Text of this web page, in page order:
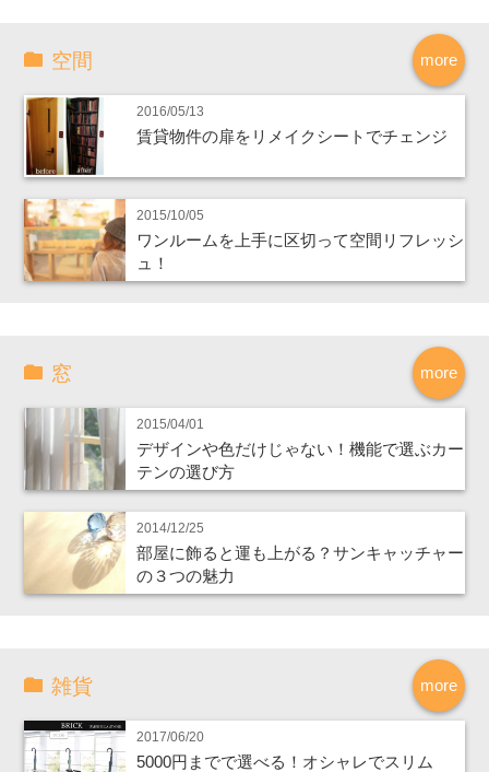
more
空間
2016/05/13
賃貸物件の扉をリメイクシートでチェンジ
2015/10/05
ワンルームを上手に区切って空間リフレッシ
ュ！
more
窓
2015/04/01
デザインや色だけじゃない！機能で選ぶカー
テンの選び方
2014/12/25
部屋に飾ると運も上がる？サンキャッチャー
の３つの魅力
more
雑貨
2017/06/20
5000円までで選べる！オシャレでスリム